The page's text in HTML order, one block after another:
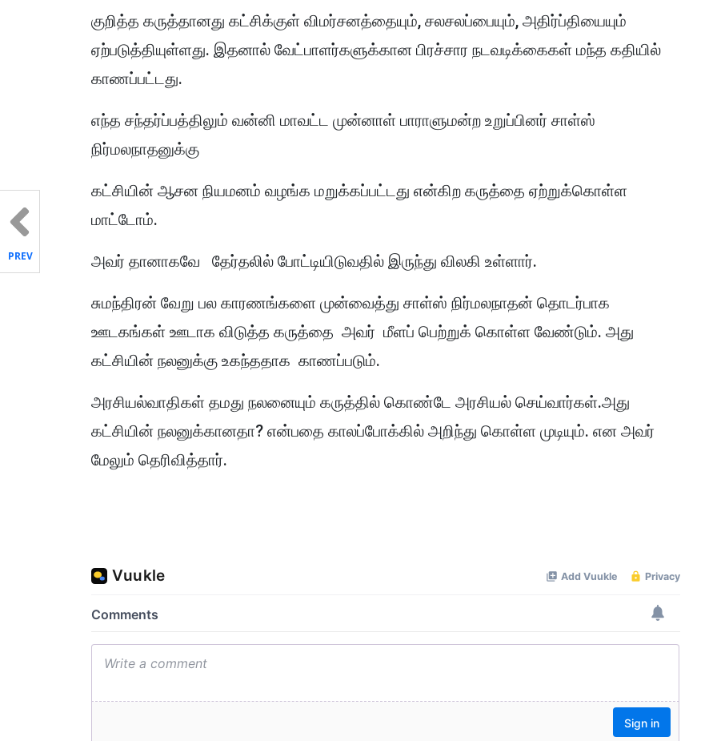
குறித்த கருத்தானது கட்சிக்குள் விமர்சனத்தையும், சலசலப்பையும், அதிர்ப்தியையும்
ஏற்படுத்தியுள்ளது. இதனால் வேட்பாளர்களுக்கான பிரச்சார நடவடிக்கைகள் மந்த கதியில்
காணப்பட்டது.
எந்த சந்தர்ப்பத்திலும் வன்னி மாவட்ட முன்னாள் பாராளுமன்ற உறுப்பினர் சாள்ஸ்
நிர்மலநாதனுக்கு
கட்சியின் ஆசன நியமனம் வழங்க மறுக்கப்பட்டது என்கிற கருத்தை ஏற்றுக்கொள்ள
மாட்டோம்.
அவர் தானாகவே தேர்தலில் போட்டியிடுவதில் இருந்து விலகி உள்ளார்.
சுமந்திரன் வேறு பல காரணங்களை முன்வைத்து சாள்ஸ் நிர்மலநாதன் தொடர்பாக
ஊடகங்கள் ஊடாக விடுத்த கருத்தை அவர் மீளப் பெற்றுக் கொள்ள வேண்டும். அது
கட்சியின் நலனுக்கு உகந்ததாக காணப்படும்.
அரசியல்வாதிகள் தமது நலனையும் கருத்தில் கொண்டே அரசியல் செய்வார்கள்.அது
கட்சியின் நலனுக்கானதா? என்பதை காலப்போக்கில் அறிந்து கொள்ள முடியும். என அவர்
மேலும் தெரிவித்தார்.
PREV